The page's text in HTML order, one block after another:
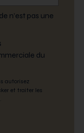
n’est pas une
du
autorisez
et traiter les